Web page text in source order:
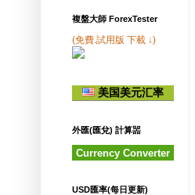
複盤大師 ForexTester
(免費.試用版 下載 ↓)
美国美元汇率
外匯(匯兌) 計算噐
Currency Converter
USD匯率(每日更新)